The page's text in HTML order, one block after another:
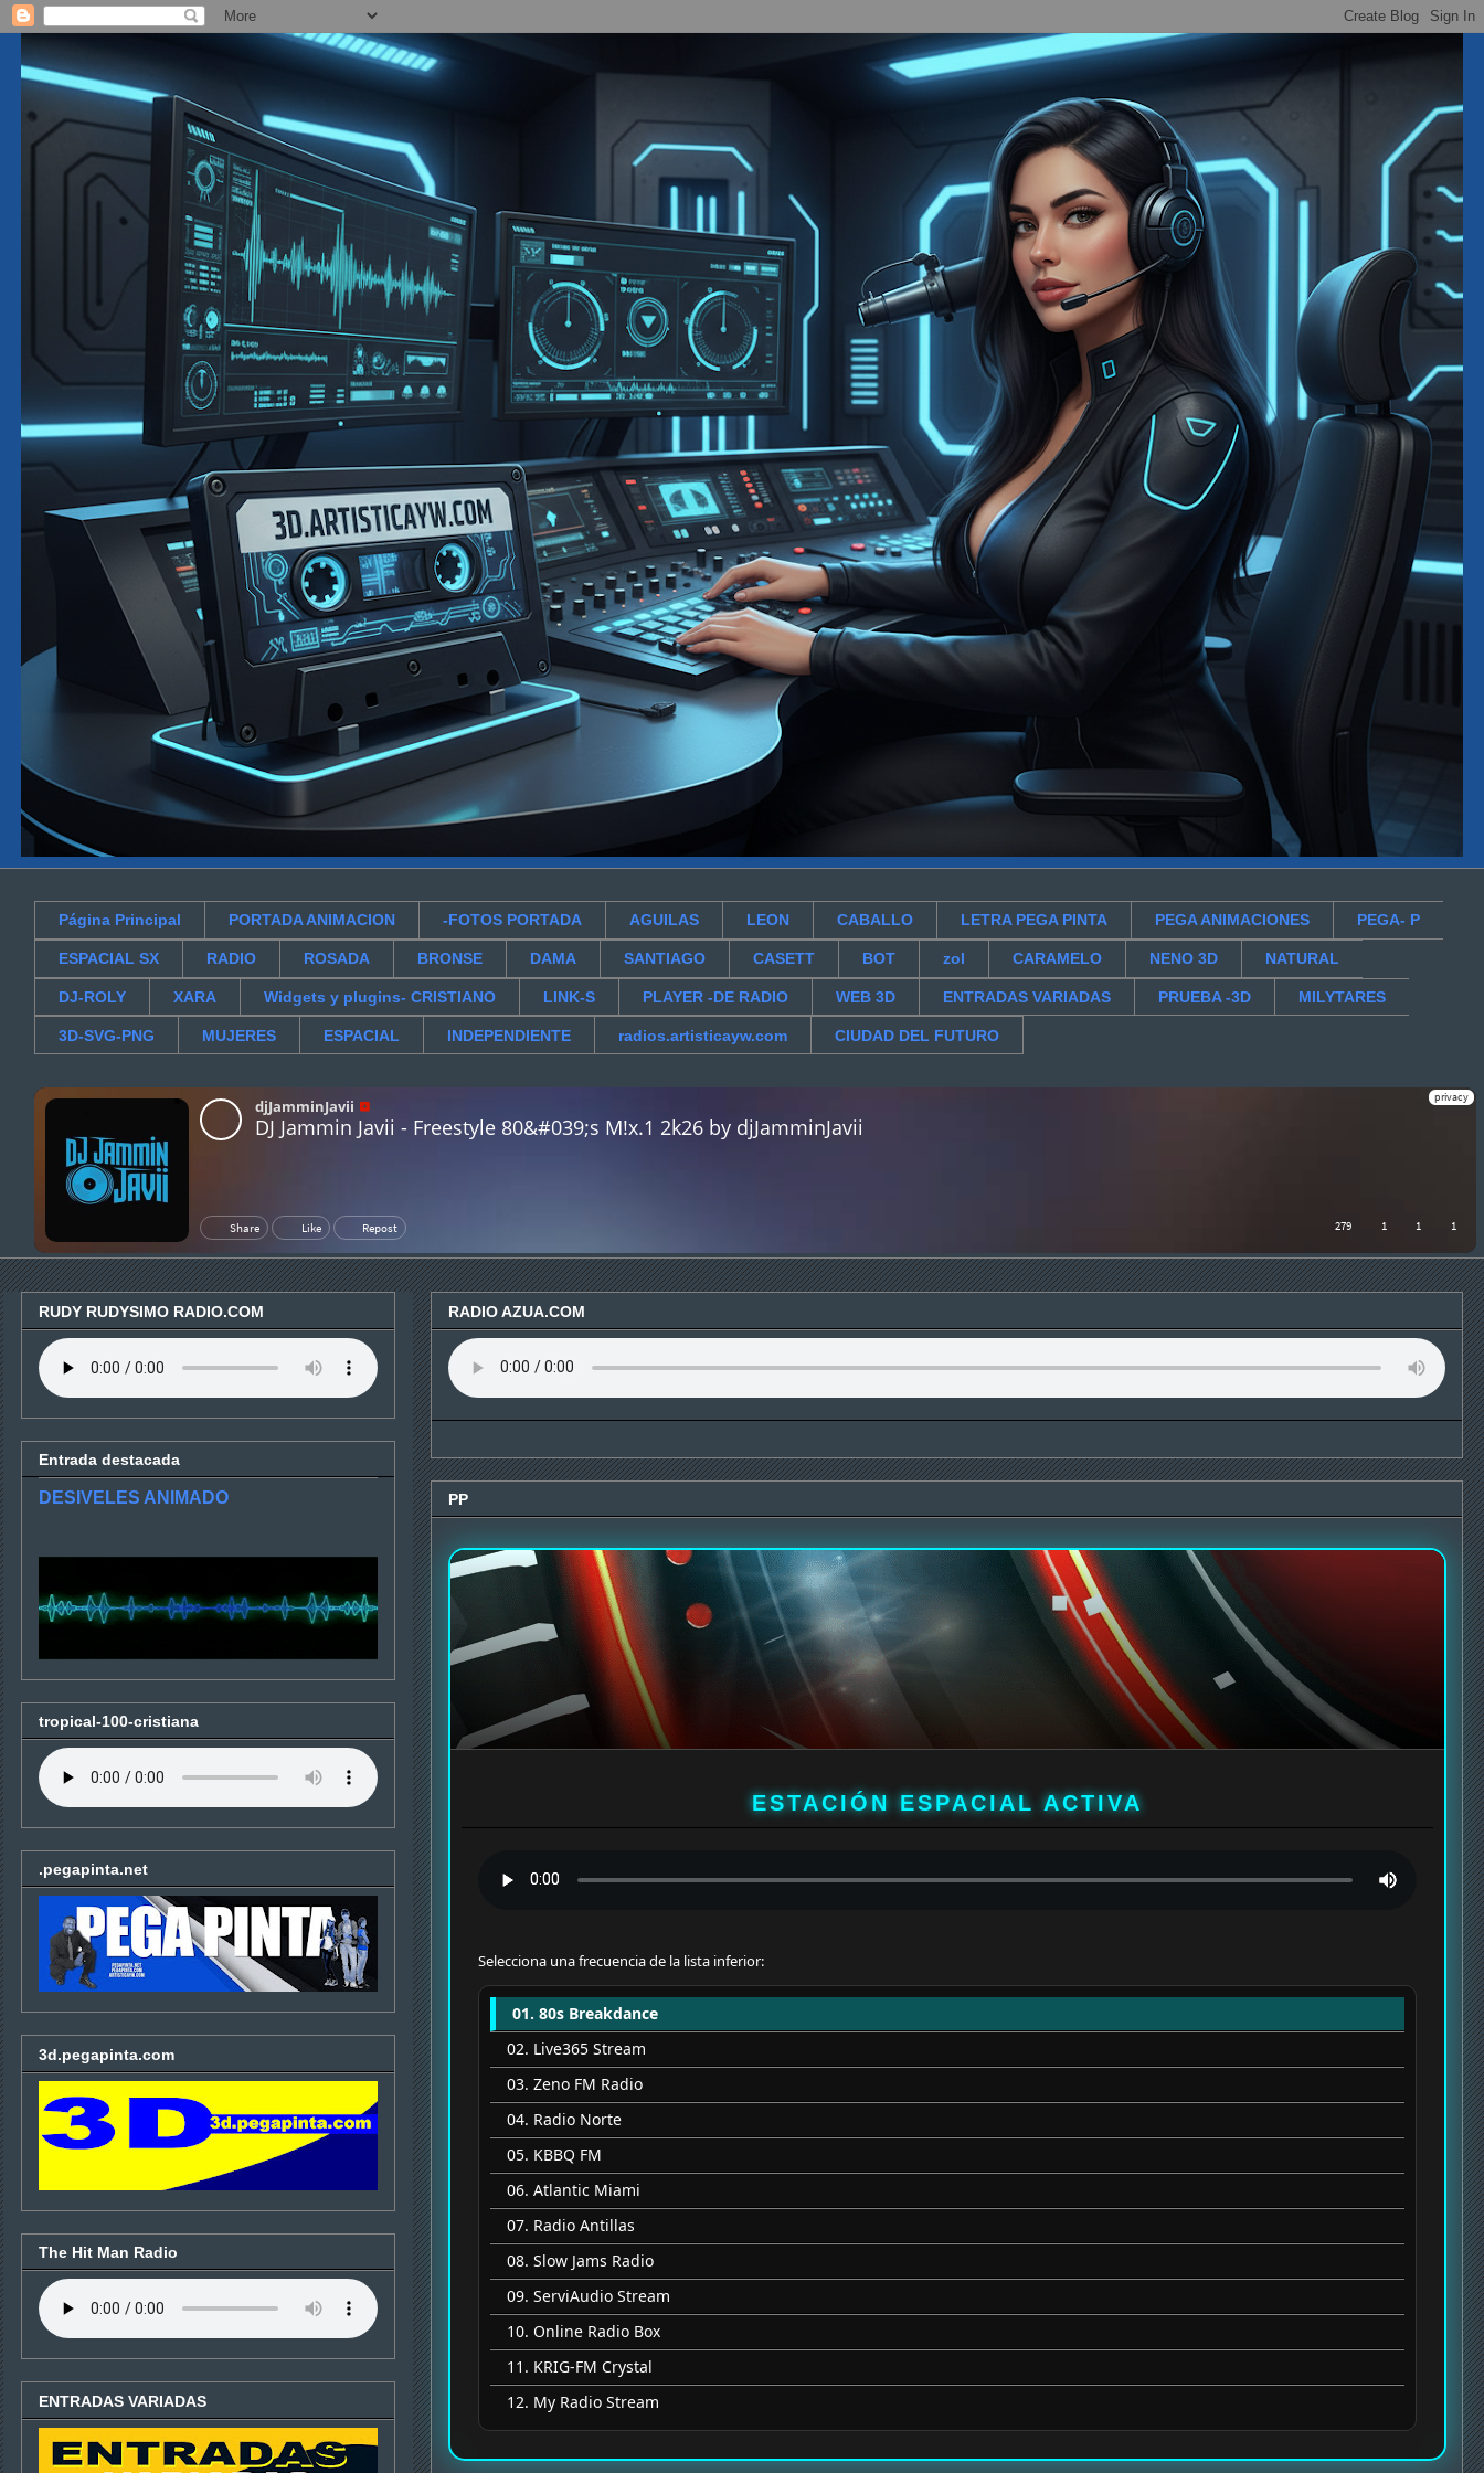
Página Principal PORTADA ANIMACION -FOTOS PORTADA AGUILAS LEON CABALLO LETRA PEGA PINTA PEGA ANIMACIONES PEGA- P
ESPACIAL SX RADIO ROSADA BRONSE DAMA SANTIAGO CASETT BOT zol CARAMELO NENO 3D NATURAL
DJ-ROLY XARA Widgets y plugins- CRISTIANO LINK-S PLAYER -DE RADIO WEB 3D ENTRADAS VARIADAS PRUEBA -3D MILYTARES
3D-SVG-PNG MUJERES ESPACIAL INDEPENDIENTE radios.artisticayw.com CIUDAD DEL FUTURO
RADIO AZUA.COM
PP
ESTACIÓN ESPACIAL ACTIVA
Selecciona una frecuencia de la lista inferior:
01. 80s Breakdance
02. Live365 Stream
03. Zeno FM Radio
04. Radio Norte
05. KBBQ FM
06. Atlantic Miami
07. Radio Antillas
08. Slow Jams Radio
09. ServiAudio Stream
10. Online Radio Box
11. KRIG-FM Crystal
12. My Radio Stream
RUDY RUDYSIMO RADIO.COM
Entrada destacada
DESIVELES ANIMADO
tropical-100-cristiana
.pegapinta.net
3d.pegapinta.com
The Hit Man Radio
ENTRADAS VARIADAS